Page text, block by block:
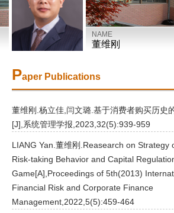
NAME
董维刚
Paper Publications
董维刚.杨立佳,闫文璐.基于消费者购买历史
[J],系统管理学报,2023,32(5):939-959
LIANG Yan.董维刚.Reasearch on Strategy
Risk-taking Behavior and Capital
Game[A],Proceedings of 5th(2013)
Financial Risk and Corporate Finance
Management,2022,5(5):459-464